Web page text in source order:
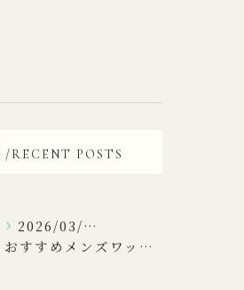
RECENT POSTS
2026/03/31
おすすめメンズワックス！